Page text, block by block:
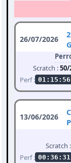
26/07/2026
Scratch :50/
Perf : 01:15:56
13/06/2026
Scratch :
Perf : 00:36:31